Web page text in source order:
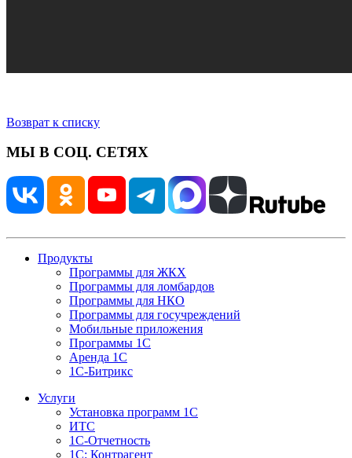
Возврат к списку
МЫ В СОЦ. СЕТЯХ
Продукты
Программы для ЖКХ
Программы для ломбардов
Программы для НКО
Программы для госучреждений
Мобильные приложения
Программы 1С
Аренда 1С
1С-Битрикс
Услуги
Установка программ 1С
ИТС
1С-Отчетность
1С: Контрагент